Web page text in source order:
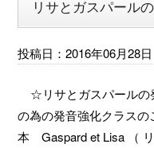
リサとガスパール
投稿日：2016年06月28日
☆リサとガスパール
の為の発音強化クラス
本 Gaspard et Lisa （